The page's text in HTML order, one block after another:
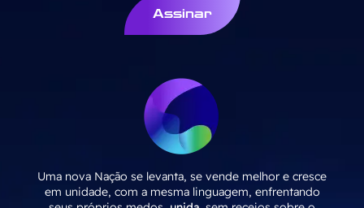
Assinar
Uma nova Nação se levanta, se vende melhor e cresce
em unidade, com a mesma linguagem, enfrentando